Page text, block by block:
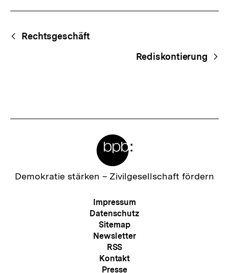
Begriffsnavigation
Content-
Navigation
Rechtsgeschäft
Rediskontierung
Zur
Demokratie stärken – Zivilgesellschaft fördern
Meta-
Navigation
Impressum
Datenschutz
Sitemap
Newsletter
RSS
Kontakt
Presse